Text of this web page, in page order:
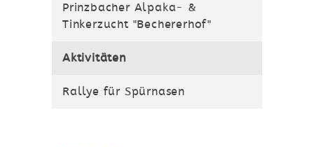
Prinzbacher Alpaka- &
Tinkerzucht "Bechererhof"
Aktivitäten
Rallye für Spürnasen